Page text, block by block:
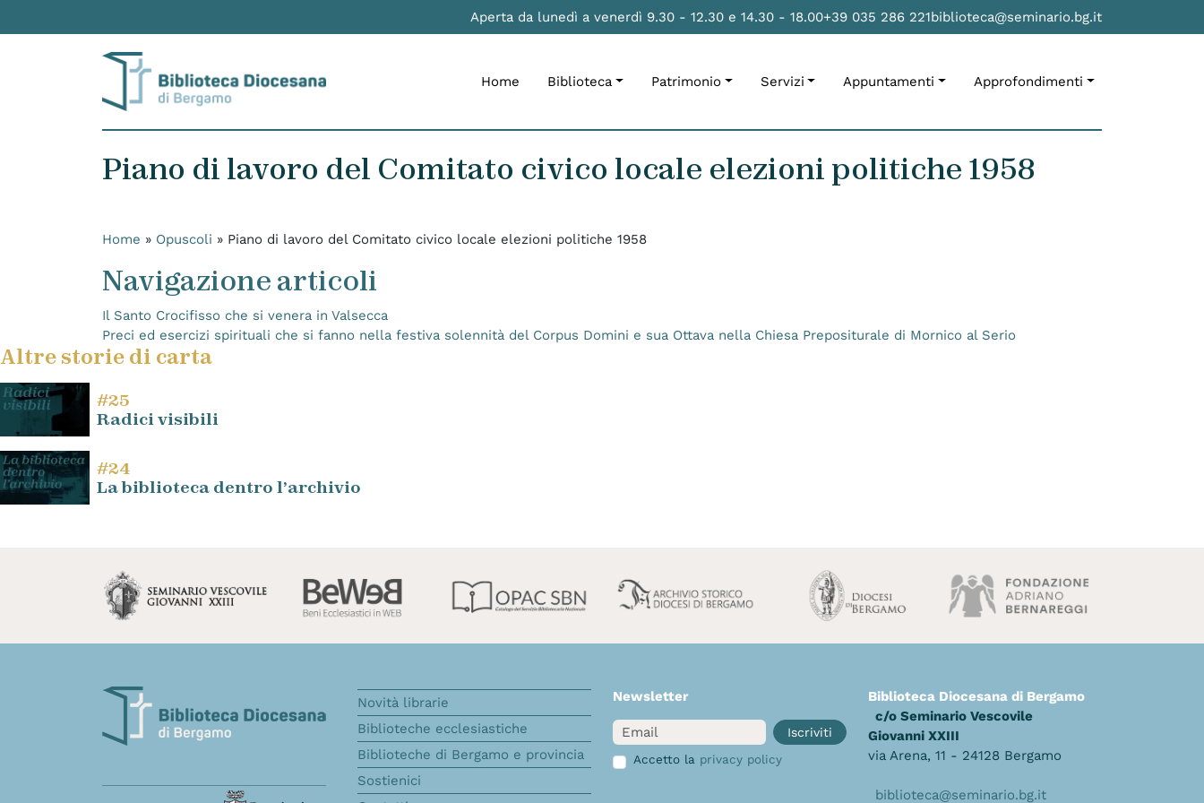
Aperta da lunedì a venerdì 9.30 - 12.30 e 14.30 - 18.00+39 035 286 221biblioteca@seminario.bg.it
Home Biblioteca Patrimonio Servizi Appuntamenti Approfondimenti
Piano di lavoro del Comitato civico locale elezioni politiche 1958
Home » Opuscoli » Piano di lavoro del Comitato civico locale elezioni politiche 1958
Navigazione articoli
Il Santo Crocifisso che si venera in Valsecca
Preci ed esercizi spirituali che si fanno nella festiva solennità del Corpus Domini e sua Ottava nella Chiesa Prepositurale di Mornico al Serio
Altre storie di carta
#25
Radici visibili
#24
La biblioteca dentro l’archivio
Novità librarie
Biblioteche ecclesiastiche
Biblioteche di Bergamo e provincia
Sostienici
Newsletter
Email
Iscriviti
Accetto la privacy policy
Biblioteca Diocesana di Bergamo
c/o Seminario Vescovile
Giovanni XXIII
via Arena, 11 - 24128 Bergamo
biblioteca@seminario.bg.it